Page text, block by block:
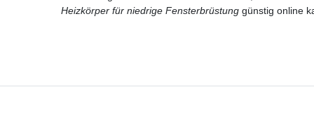
Heizkörper für niedrige Fensterbrüstung günstig online